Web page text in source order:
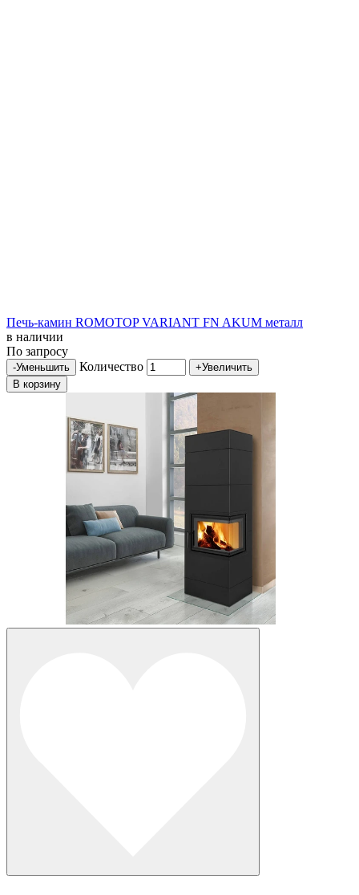
Печь-камин ROMOTOP VARIANT FN AKUM металл
в наличии
По запросу
-Уменьшить Количество +Увеличить
В корзину